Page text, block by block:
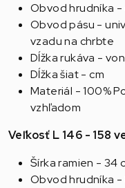
Obvod hrudníka -
Obvod pásu -
vzadu na chrbte
Dĺžka rukáva -
Dĺžka šiat - cm
Materiál - 100%
vzhľadom
Veľkosť L 146 - 158
Šírka ramien - 34
Obvod hrudníka -